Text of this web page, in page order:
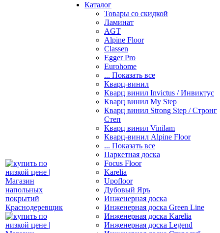
Каталог
Товары со скидкой
Ламинат
AGT
Alpine Floor
Classen
Egger Pro
Eurohome
... Показать все
Кварц-винил
Кварц винил Invictus / Инвиктус
Кварц винил My Step
Кварц винил Strong Step / Стронг
Степ
Кварц винил Vinilam
Кварц-винил Alpine Floor
... Показать все
Паркетная доска
Focus Floor
Karelia
Upofloor
Дубовый Яръ
Инженерная доска
Инженерная доска Green Line
Инженерная доска Karelia
Инженерная доска Legend